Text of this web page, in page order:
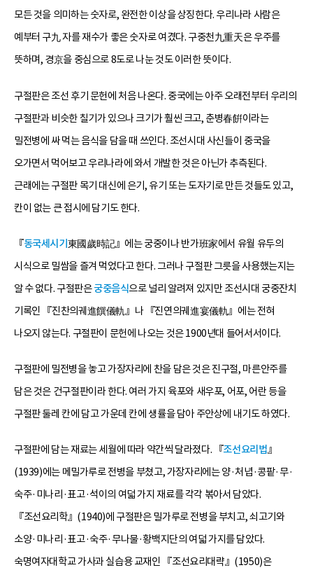
모든 것을 의미하는 숫자로, 완전한 이상을 상징한다. 우리나라 사람은
예부터 구九 자를 재수가 좋은 숫자로 여겼다. 구중천九重天은 우주를
뜻하며, 경京을 중심으로 8도로 나눈 것도 이러한 뜻이다.
구절판은 조선 후기 문헌에 처음 나온다. 중국에는 아주 오래전부터 우리의
구절판과 비슷한 칠기가 있으나 크기가 훨씬 크고, 춘병春餠이라는
밀전병에 싸 먹는 음식을 담을 때 쓰인다. 조선시대 사신들이 중국을
오가면서 먹어보고 우리나라에 와서 개발한 것은 아닌가 추측된다.
근래에는 구절판 목기 대신에 은기, 유기 또는 도자기로 만든 것들도 있고,
칸이 없는 큰 접시에 담기도 한다.
『동국세시기 東國歲時記』에는 궁중이나 반가班家에서 유월 유두의
시식으로 밀쌈을 즐겨 먹었다고 한다. 그러나 구절판 그릇을 사용했는지는
알 수 없다. 구절판은궁중음식으로 널리 알려져 있지만 조선시대 궁중잔치
기록인 『진찬의궤進饌儀軌』나 『진연의궤進宴儀軌』에는 전혀
나오지 않는다. 구절판이 문헌에 나오는 것은 1900년대 들어서서이다.
구절판에 밀전병을 놓고 가장자리에 찬을 담은 것은 진구절, 마른안주를
담은 것은 건구절판이라 한다. 여러 가지 육포와 새우포, 어포, 어란 등을
구절판 둘레 칸에 담고 가운데 칸에 생률을 담아 주안상에 내기도 하였다.
구절판에 담는 재료는 세월에 따라 약간씩 달라졌다. 『조선요리법』
(1939)에는 메밀가루로 전병을 부쳤고, 가장자리에는 양·처녑·콩팥·무·
숙주·미나리·표고·석이의 여덟 가지 재료를 각각 볶아서 담았다.
『조선요리학』(1940)에 구절판은 밀가루로 전병을 부치고, 쇠고기와
소양·미나리·표고·숙주·무나물·황백지단의 여덟 가지를 담았다.
숙명여자대학교 가사과 실습용 교재인 『조선요리대략』(1950)은